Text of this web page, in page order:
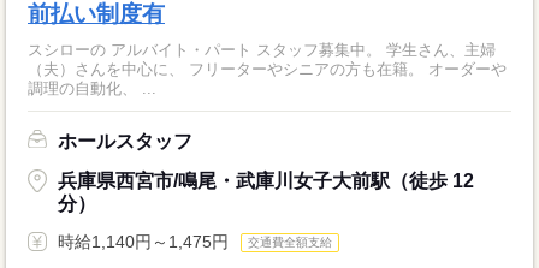
前払い制度有
スシローの アルバイト・パート スタッフ募集中。 学生さん、主婦
（夫）さんを中心に、 フリーターやシニアの方も在籍。 オーダーや
調理の自動化、 ...
ホールスタッフ
兵庫県西宮市/鳴尾・武庫川女子大前駅（徒歩 12
分）
時給1,140円～1,475円 交通費全額支給